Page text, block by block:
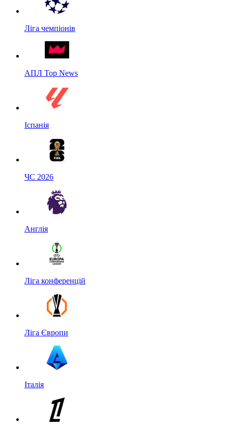
Ліга чемпіонів
АПЛ Top News
Іспанія
ЧС 2026
Англія
Ліга конференцій
Ліга Європи
Італія